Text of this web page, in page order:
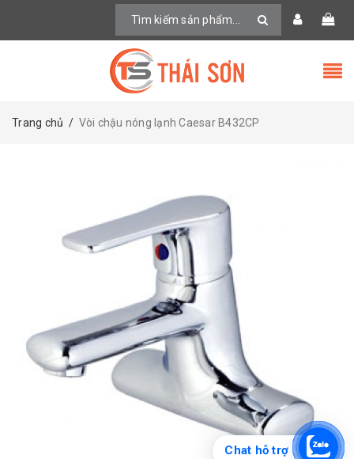
Trang chủ / Vòi chậu nóng lạnh Caesar B432CP
Chat hỗ trợ